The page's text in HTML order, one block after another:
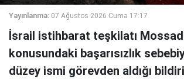
Yayınlanma: 07 Ağustos 2026 Cuma 17:17
İsrail istihbarat teşkilatı
konusundaki başarısızlık
düzey ismi görevden aldığı